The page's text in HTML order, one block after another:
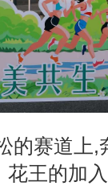
的赛道上
王的加